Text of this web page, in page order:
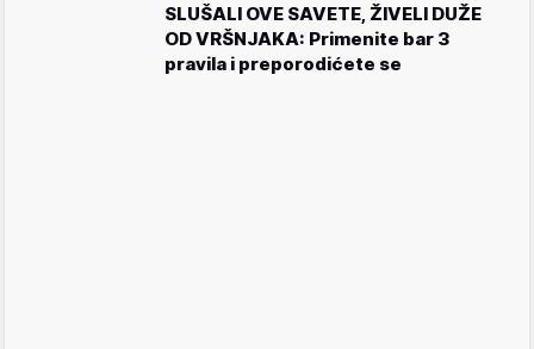
SLUŠALI OVE SAVETE, ŽIVELI DUŽE
OD VRŠNJAKA: Primenite bar 3
pravila i preporodićete se